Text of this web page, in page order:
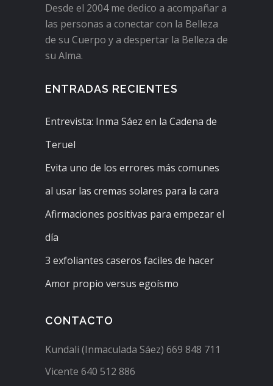
Desde el 2004 me dedico a acompañar a
las personas a conectar con la Belleza
de su Cuerpo y a despertar la Belleza de
su Alma.
ENTRADAS RECIENTES
Entrevista: Inma Sáez en la Cadena de
Teruel
Evita uno de los errores más comunes
al usar las cremas solares para la cara
Afirmaciones positivas para empezar el
día
3 exfoliantes caseros faciles de hacer
Amor propio versus egoísmo
CONTACTO
Kundali (Inmaculada Sáez) 669 848 711
Vicente 640 512 886